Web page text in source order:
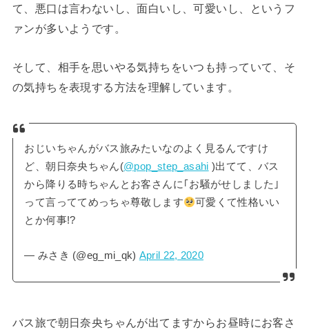
て、悪口は言わないし、面白いし、可愛いし、というフ
ァンが多いようです。
そして、相手を思いやる気持ちをいつも持っていて、そ
の気持ちを表現する方法を理解しています。
おじいちゃんがバス旅みたいなのよく見るんですけ
ど、朝日奈央ちゃん(@pop_step_asahi )出てて、バス
から降りる時ちゃんとお客さんに｢お騒がせしました｣
って言っててめっちゃ尊敬します
可愛くて性格いい
とか何事!?
— みさき (@eg_mi_qk) April 22, 2020
バス旅で朝日奈央ちゃんが出てますからお昼時にお客さ